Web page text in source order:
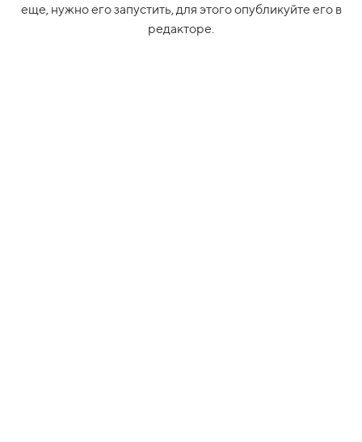
еще, нужно его запустить, для этого опубликуйте его в
редакторе.